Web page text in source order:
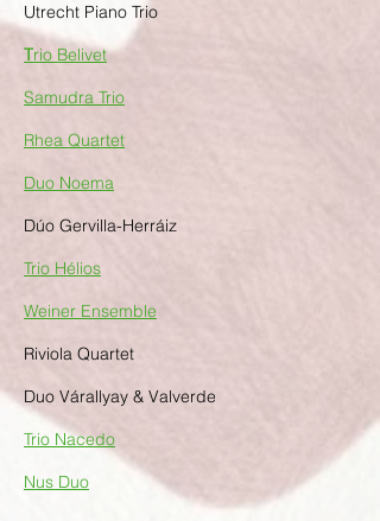
Utrecht Piano Trio
Trio Belivet
Samudra Trio
Rhea Quartet
Duo Noema
Dúo Gervilla-Herráiz
Trio Hélios
Weiner Ensemble
Riviola Quartet
Duo Várallyay & Valverde
Trio Nacedo
Nus Duo